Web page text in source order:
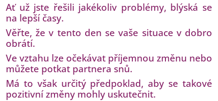
Ať už jste řešili jakékoliv problémy, blýská se
na lepší časy.
Věřte, že v tento den se vaše situace v dobro
obrátí.
Ve vztahu lze očekávat příjemnou změnu nebo
můžete potkat partnera snů.
Má to však určitý předpoklad, aby se takové
pozitivní změny mohly uskutečnit.